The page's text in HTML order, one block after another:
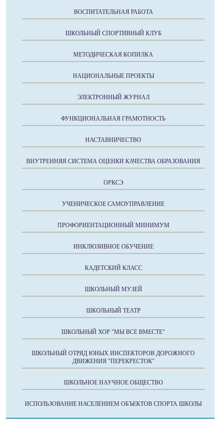
ВОСПИТАТЕЛЬНАЯ РАБОТА
ШКОЛЬНЫЙ СПОРТИВНЫЙ КЛУБ
МЕТОДИЧЕСКАЯ КОПИЛКА
НАЦИОНАЛЬНЫЕ ПРОЕКТЫ
ЭЛЕКТРОННЫЙ ЖУРНАЛ
ФУНКЦИОНАЛЬНАЯ ГРАМОТНОСТЬ
НАСТАВНИЧЕСТВО
ВНУТРЕННЯЯ СИСТЕМА ОЦЕНКИ КАЧЕСТВА ОБРАЗОВАНИЯ
ОРКСЭ
УЧЕНИЧЕСКОЕ САМОУПРАВЛЕНИЕ
ПРОФОРИЕНТАЦИОННЫЙ МИНИМУМ
ИНКЛЮЗИВНОЕ ОБУЧЕНИЕ
КАДЕТСКИЙ КЛАСС
ШКОЛЬНЫЙ МУЗЕЙ
ШКОЛЬНЫЙ ТЕАТР
ШКОЛЬНЫЙ ХОР "МЫ ВСЕ ВМЕСТЕ"
ШКОЛЬНЫЙ ОТРЯД ЮНЫХ ИНСПЕКТОРОВ ДОРОЖНОГО
ДВИЖЕНИЯ "ПЕРЕКРЕСТОК"
ШКОЛЬНОЕ НАУЧНОЕ ОБЩЕСТВО
ИСПОЛЬЗОВАНИЕ НАСЕЛЕНИЕМ ОБЪЕКТОВ СПОРТА ШКОЛЫ